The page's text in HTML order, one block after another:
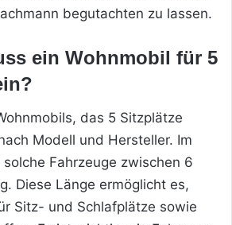
begutachten zu lassen.
ein Wohnmobil für 5
das 5 Sitzplätze
Modell und Hersteller. Im
Fahrzeuge zwischen 6
Diese Länge ermöglicht es,
Sitz- und Schlafplätze sowie